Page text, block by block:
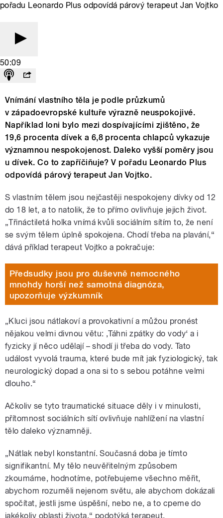
pořadu Leonardo Plus odpovídá párový terapeut Jan Vojtko
50:09
Vnímání vlastního těla je podle průzkumů
v západoevropské kultuře výrazně neuspokojivé.
Například loni bylo mezi dospívajícími zjištěno, že
19,6 procenta dívek a 6,8 procenta chlapců vykazuje
významnou nespokojenost. Daleko vyšší poměry jsou
u dívek. Co to zapříčiňuje? V pořadu Leonardo Plus
odpovídá párový terapeut Jan Vojtko.
S vlastním tělem jsou nejčastěji nespokojeny dívky od 12
do 18 let, a to natolik, že to přímo ovlivňuje jejich život.
„Třináctiletá holka vnímá kvůli sociálním sítím to, že není
se svým tělem úplně spokojena. Chodí třeba na plavání,“
dává příklad terapeut Vojtko a pokračuje:
Předsudky jsou pro duševně nemocného
mnohdy horší než samotná diagnóza,
upozorňuje výzkumník
„Kluci jsou nátlakoví a provokativní a můžou pronést
nějakou velmi divnou větu: ‚Táhni zpátky do vody‘ a i
fyzicky jí něco udělají – shodí ji třeba do vody. Tato
událost vyvolá trauma, které bude mít jak fyziologický, tak
neurologický dopad a ona si to s sebou potáhne velmi
dlouho.“
Ačkoliv se tyto traumatické situace děly i v minulosti,
přítomnost sociálních sítí ovlivňuje nahlížení na vlastní
tělo daleko významněji.
„Nátlak nebyl konstantní. Současná doba je tímto
signifikantní. My tělo neuvěřitelným způsobem
zkoumáme, hodnotíme, potřebujeme všechno měřit,
abychom rozuměli nejenom světu, ale abychom dokázali
spočítat, jestli jsme úspěšní, nebo ne, a to cpeme do
jakékoliv oblasti života,“ podotýká terapeut.